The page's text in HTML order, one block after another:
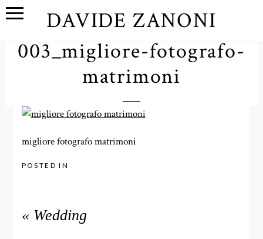
DAVIDE ZANONI
003_migliore-fotografo-
matrimoni
migliore fotografo matrimoni
POSTED IN
« Wedding